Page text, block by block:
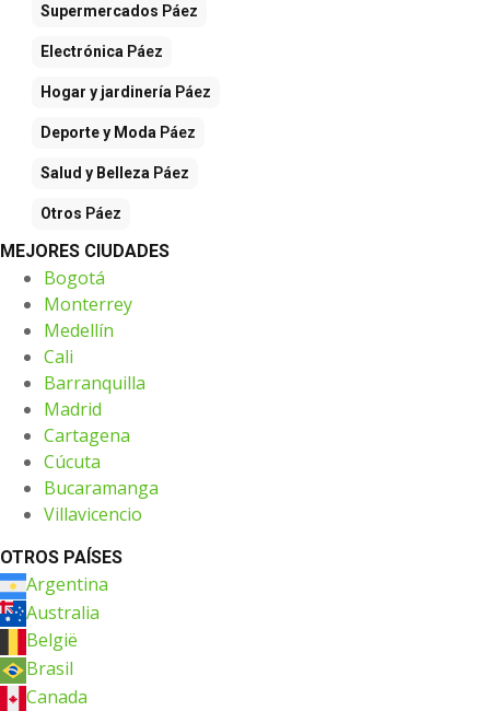
Supermercados Páez
Electrónica Páez
Hogar y jardinería Páez
Deporte y Moda Páez
Salud y Belleza Páez
Otros Páez
MEJORES CIUDADES
Bogotá
Monterrey
Medellín
Cali
Barranquilla
Madrid
Cartagena
Cúcuta
Bucaramanga
Villavicencio
OTROS PAÍSES
Argentina
Australia
België
Brasil
Canada